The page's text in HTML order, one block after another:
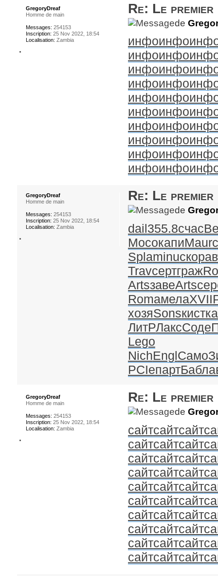
Re: Le
de
инфоинфо
инфоинфо
инфоинфо
инфоинфо
инфоинфо
инфоинфо
инфоинфо
инфоинфо
инфоинфо
инфоинфо
GregoryDreaf
Homme de main
Messages: 254153
Inscription: 25 Nov 2022, 18:54
Localisation: Zambia
Re: Le
de
dail 355.8счас
МосокапиMaur
Splaminuскор
Travсертграж
ArtsзавеArts
RomaмелаXVII
хозяSonsкист
ЛитРЛаксСоде
Lego
NichEngl Само
PCIeпартБабл
GregoryDreaf
Homme de main
Messages: 254153
Inscription: 25 Nov 2022, 18:54
Localisation: Zambia
Re: Le
de
сайтсайтсайт
сайтсайтсайт
сайтсайтсайт
сайтсайтсайт
сайтсайтсайт
сайтсайтсайт
сайтсайтсайт
сайтсайтсайт
сайтсайтсайт
сайтсайтсайт
GregoryDreaf
Homme de main
Messages: 254153
Inscription: 25 Nov 2022, 18:54
Localisation: Zambia